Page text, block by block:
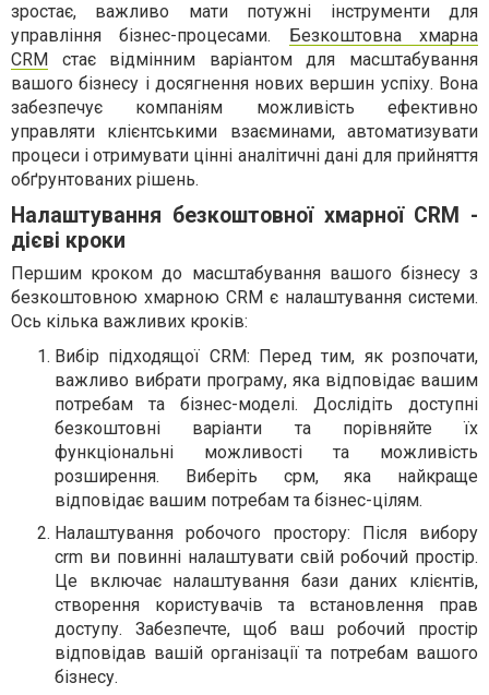
зростає, важливо мати потужні інструменти для
управління бізнес-процесами.
Безкоштовна хмарна
CRM
стає відмінним варіантом для масштабування
вашого бізнесу і досягнення нових вершин успіху. Вона
забезпечує компаніям можливість ефективно
управляти клієнтськими взаєминами, автоматизувати
процеси і отримувати цінні аналітичні дані для прийняття
обґрунтованих рішень.
Налаштування безкоштовної хмарної CRM -
дієві кроки
Першим кроком до масштабування вашого бізнесу з
безкоштовною хмарною CRM є налаштування системи.
Ось кілька важливих кроків:
Вибір підходящої CRM: Перед тим, як розпочати,
важливо вибрати програму, яка відповідає вашим
потребам та бізнес-моделі. Дослідіть доступні
безкоштовні варіанти та порівняйте їх
функціональні можливості та можливість
розширення. Виберіть срм, яка найкраще
відповідає вашим потребам та бізнес-цілям.
Налаштування робочого простору: Після вибору
crm ви повинні налаштувати свій робочий простір.
Це включає налаштування бази даних клієнтів,
створення користувачів та встановлення прав
доступу. Забезпечте, щоб ваш робочий простір
відповідав вашій організації та потребам вашого
бізнесу.